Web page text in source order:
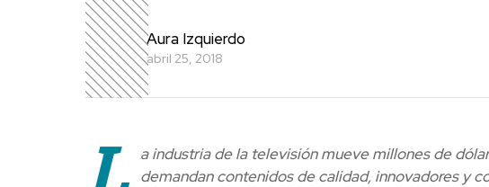
Aura Izquierdo
abril 25, 2018
a industria de la televisión mueve millones de
demandan contenidos de calidad, innovadores y